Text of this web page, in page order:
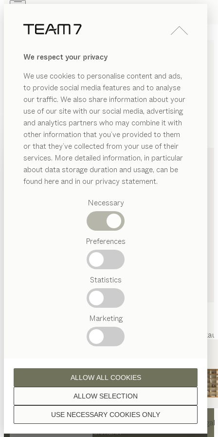
We respect your privacy
We use cookies to personalise content and ads,
to provide social media features and to analyse
our traffic. We also share information about your
use of our site with our social media, advertising
and analytics partners who may combine it with
other information that you’ve provided to them
or that they’ve collected from your use of their
services. More detailed information, in particular
about data storage duration and usage, can be
found here and in our privacy statement.
Necessary
Preferences
Statistics
Marketing
USE NECESSARY COOKIES ONLY
ALLOW SELECTION
ALLOW ALL COOKIES
PRODUKTE
INSPIRATION
HÄNDLER
Vorgeschlagene
Kategorien
Österreichisches
Handwerk
nyaTisch nyaStuhl filignoRegal
PRODUKTE
INSPIRATION
ÜBER UNS
+49 151 20247072
Referenzen Kontakt
KONTAKT
TEAM 7 Mallorca by Lackmann